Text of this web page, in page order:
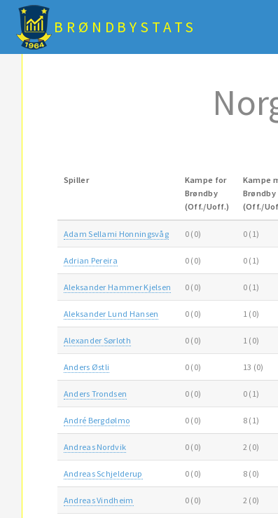
BRØNDBYSTATS
Spiller
Kampe for
Brøndby
(Off./Uoff.)
Kampe
Brøndby
(Off./
Adam Sellami Honningsvåg 0 (0) 0 (1)
Adrian Pereira 0 (0) 0 (1)
Aleksander Hammer Kjelsen 0 (0) 0 (1)
Aleksander Lund Hansen 0 (0) 1 (0)
Alexander Sørloth 0 (0) 1 (0)
Anders Østli 0 (0) 13 (0)
Anders Trondsen 0 (0) 0 (1)
André Bergdølmo 0 (0) 8 (1)
Andreas Nordvik 0 (0) 2 (0)
Andreas Schjelderup 0 (0) 8 (0)
Andreas Vindheim 0 (0) 2 (0)